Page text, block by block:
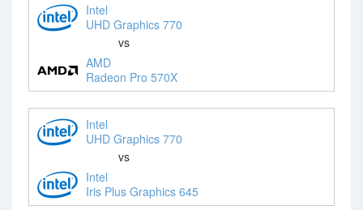
Intel
UHD Graphics 770
vs
AMD
Radeon Pro 570X
Intel
UHD Graphics 770
vs
Intel
Iris Plus Graphics 645